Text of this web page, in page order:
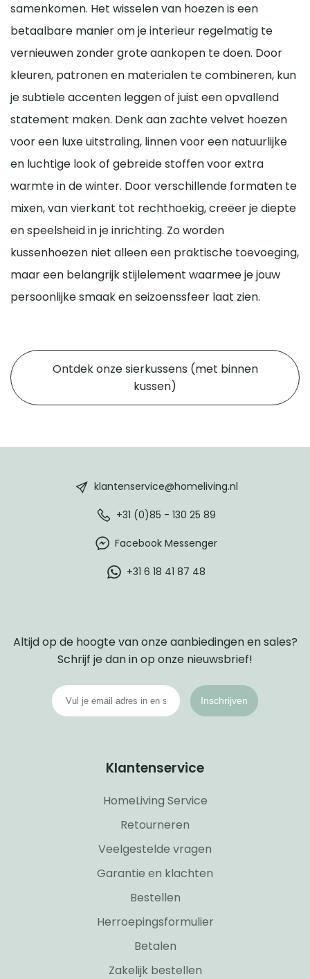
interieur.
Polyester of microvezel
betaalbaar. Ze zijn minder gevoelig voor vlekken, wat
handig is bij kinderen of huisdieren. Nadeel: ze
Fluweel/velours
Voor een luxe en warme uitstraling is fluweel ideaal.
Minder geschikt voor intensief gebruik, omdat het
gevoeliger is voor vlekken en onderhoud vraagt.
Outdoor stoffen
Voor buitengebruik zijn speciale stoffen zoals acryl of
Sunbrella de beste keuze. Ze zijn waterafstotend, UV-
bestendig en bestand tegen vuil, maar voelen minder
zacht aan dan katoen.
Leer
Leren kussenhoezen worden vaak gebruikt in
interieurs met een industriële, landelijke of moderne
stijl. Ze combineren goed met natuurlijke materialen
zoals hout en wol, maar ook met gladde oppervlakken
stoffen hoezen voor een speels contrast.
Kunstleer
Kunstleer kussenhoezen zijn gemaakt van
synthetisch materiaal zoals PU of PVC en hebben de
luxe uitstraling van leer. Ze zijn waterafstotend,
binnen en Oxford die ook geschikt is voor buiten. Door
intensief gebruik in woonkamers, eetruimtes of
PVC-gecoat polyester of marine canvas:Ideaal als je
waterdicht en zeer UV-bestendig, maar voelen wat stugger
aan dan acryl of olefin.
65 x 65 cm of groter –vaak gebruikt als vloerkussen
of groot rugkussen.
onopvallende plek. Laat de hoezen bij voorkeur aan de
lucht drogen, plat of op een droogrek, en vermijd fel
zonlicht om verkleuring te voorkomen.
samenkomen. Het wisselen van hoezen is een
betaalbare manier om je interieur regelmatig te
vernieuwen zonder grote aankopen te doen. Door
kleuren, patronen en materialen te combineren, kun
je subtiele accenten leggen of juist een opvallend
statement maken. Denk aan zachte velvet hoezen
voor een luxe uitstraling, linnen voor een natuurlijke
en luchtige look of gebreide stoffen voor extra
warmte in de winter. Door verschillende formaten te
mixen, van vierkant tot rechthoekig, creëer je diepte
en speelsheid in je inrichting. Zo worden
kussenhoezen niet alleen een praktische toevoeging,
maar een belangrijk stijlelement waarmee je jouw
persoonlijke smaak en seizoenssfeer laat zien.
Ontdek onze sierkussens (met binnen
kussen)
klantenservice@homeliving.nl
+31 (0)85 - 130 25 89
Facebook Messenger
+31 6 18 41 87 48
Altijd op de hoogte van onze aanbiedingen en sales?
Schrijf je dan in op onze nieuwsbrief!
Inschrijven
Klantenservice
HomeLiving Service
Retourneren
Veelgestelde vragen
Garantie en klachten
Bestellen
Herroepingsformulier
Betalen
Zakelijk bestellen